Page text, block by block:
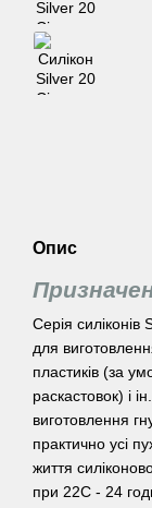
Опис
Серія силіконів
для
пластиків (за
раскастовок) і
виготовлення
практично усі
життя
при 22С - 24